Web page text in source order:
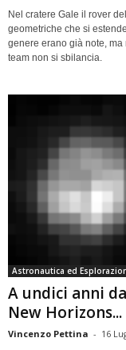
Nel cratere Gale il rover
geometriche che si
genere erano già note, ma
team non si sbilancia.
Astronautica ed
A undici anni
New Horizons...
Vincenzo Pettina - 16